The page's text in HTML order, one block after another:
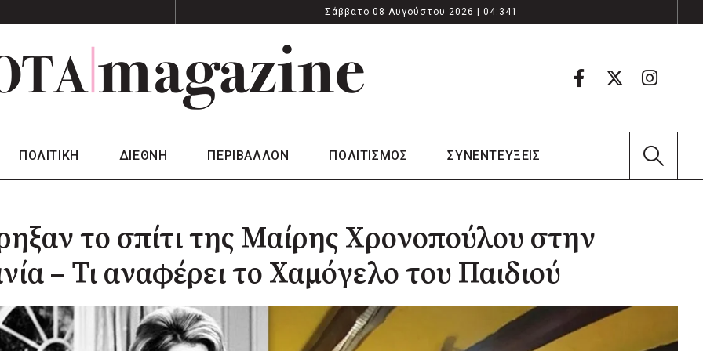
Σάββατο 08 Αυγούστου 2026 | 04:341
ΠΟΛΙΤΙΚΗ ΔΙΕΘΝΗ ΠΕΡΙΒΑΛΛΟΝ ΠΟΛΙΤΙΣΜΟΣ ΣΥΝΕΝΤΕΥΞΕΙΣ
το σπίτι της Μαίρης Χρονοπούλου στην
– Τι αναφέρει το Χαμόγελο του Παιδιού